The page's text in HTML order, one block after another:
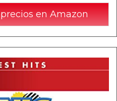
en Amazon